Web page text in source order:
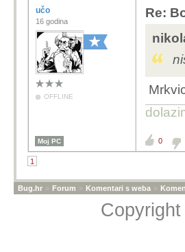
učo
16 godina
OFFLINE
Re:
Moj PC 0
1
Bug.hr » Forum » Komentari s weba »